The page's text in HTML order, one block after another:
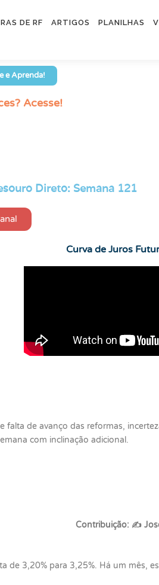
DE RF ARTIGOS PLANILHAS
e Aprenda!
Acesse!
Direto: Semana 121
Curva de Juros
de avanço das reformas,
com inclinação adicional.
Contribuição: ✍
3,20% para 3,25%. Há um mês,